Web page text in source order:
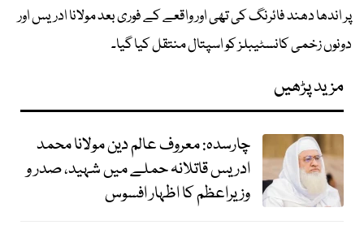
پر اندھا دھند فائرنگ کی تھی اور واقعے کے فوری بعد مولانا ادریس اور
دونوں زخمی کانسٹیبلز کو اسپتال منتقل کیا گیا۔
مزید پڑھیں
چارسدہ: معروف عالم دین مولانا محمد
ادریس قاتلانہ حملے میں شہید، صدر و
وزیراعظم کا اظہار افسوس